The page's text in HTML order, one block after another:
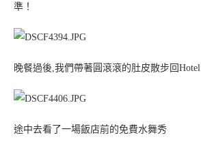
準！
晚餐過後,我們帶著圓滾滾的肚皮散步回Hotel
途中去看了一場飯店前的免費水舞秀